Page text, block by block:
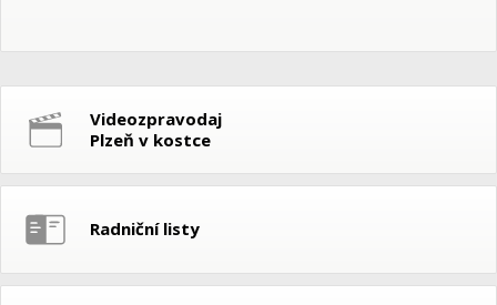
Videozpravodaj
Plzeň v kostce
Radniční listy